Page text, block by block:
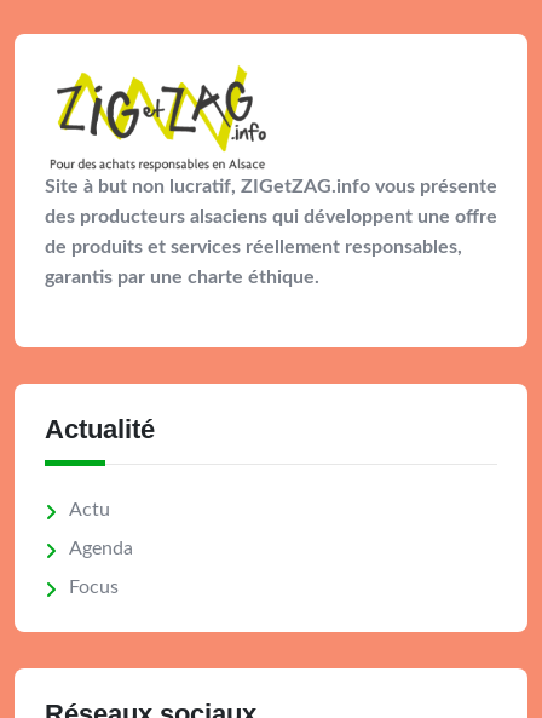
Site à but non lucratif, ZIGetZAG.info vous présente
des producteurs alsaciens qui développent une offre
de produits et services réellement responsables,
garantis par une charte éthique.
Actualité
Actu
Agenda
Focus